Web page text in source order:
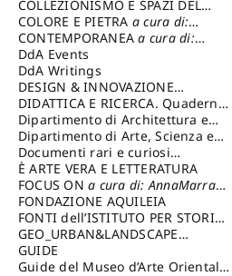
cura di: Di Carpegna Falconieri
Tommaso
di: Imbesi Giuseppe
COLLEZIONISMO E SPAZI DEL
COLLEZIONISMO a cura di:
Magnani Lauro
COLORE E PIETRA a cura di:
Selvaggi Giuseppe
CONTEMPORANEAa cura di:
Gubinelli Luna
DdA Events
DdA Writings
DESIGN & INNOVAZIONE
TECNOLOGICAa cura di: Vallicelli
Andrea
DIDATTICA E RICERCA. Quaderni
della Scuola
Dipartimento di Architettura e
Analisi della Città Mediterranea
Dipartimento di Arte, Scienza e
Tecnica del Costuire
Documenti rari e curiosi
dall'Archivio Segreto
È ARTE VERA E LETTERATURA
FOCUS ONa cura di: AnnaMarra
Contemporanea
FONDAZIONE AQUILEIA
FONTI dell’ISTITUTO PER STORIA
DEL RISORGIMENTO
GEO_URBAN&LANDSCAPE
PLANNING (GULP)
Trusiani Elio
GUIDE
Guide del Museo d’Arte Orientale